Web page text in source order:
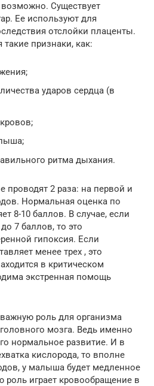
возможно. Существует
Ее используют для
отслойки плаценты.
признаки, как:
ударов сердца (в
ритма дыхания.
проводят 2 раза: на первой и
Нормальная оценка по
8-10 баллов. В случае, если
7 баллов, то это
гипоксия. Если
менее трех , это
в критическом
экстренная помощь
роль для организма
мозга. Ведь именно
нормальное развитие. И в
кислорода, то вполне
у малыша будет медленное
роль играет кровообращение в